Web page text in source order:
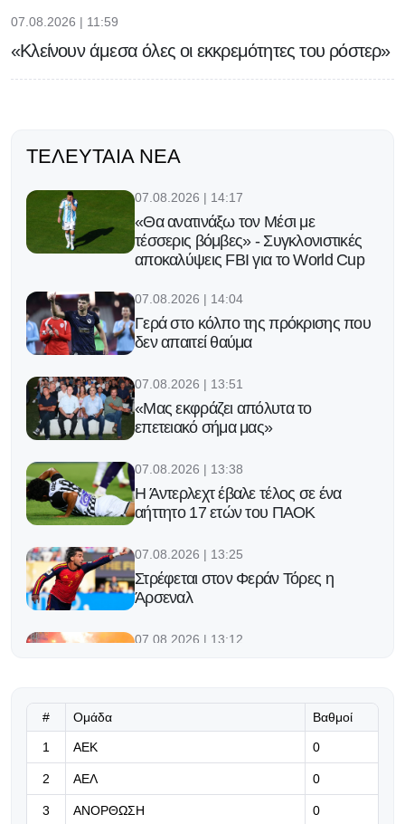
07.08.2026 | 11:59
«Κλείνουν άμεσα όλες οι εκκρεμότητες του ρόστερ»
ΤΕΛΕΥΤΑΊΑ ΝΈΑ
07.08.2026 | 14:17
«Θα ανατινάξω τον Μέσι με
τέσσερις βόμβες» - Συγκλονιστικές
αποκαλύψεις FBI για το World Cup
07.08.2026 | 14:04
Γερά στο κόλπο της πρόκρισης που
δεν απαιτεί θαύμα
07.08.2026 | 13:51
«Μας εκφράζει απόλυτα το
επετειακό σήμα μας»
07.08.2026 | 13:38
Η Άντερλεχτ έβαλε τέλος σε ένα
αήττητο 17 ετών του ΠΑΟΚ
07.08.2026 | 13:25
Στρέφεται στον Φεράν Τόρες η
Άρσεναλ
07.08.2026 | 13:12
Η Μπαρσελόνα πιέζει για Άλβαρες
και Ρόδρι (pic)
07.08.2026 | 12:46
# Ομάδα Βαθμοί
1 ΑΕΚ 0
2 ΑΕΛ 0
3 ΑΝΟΡΘΩΣΗ 0